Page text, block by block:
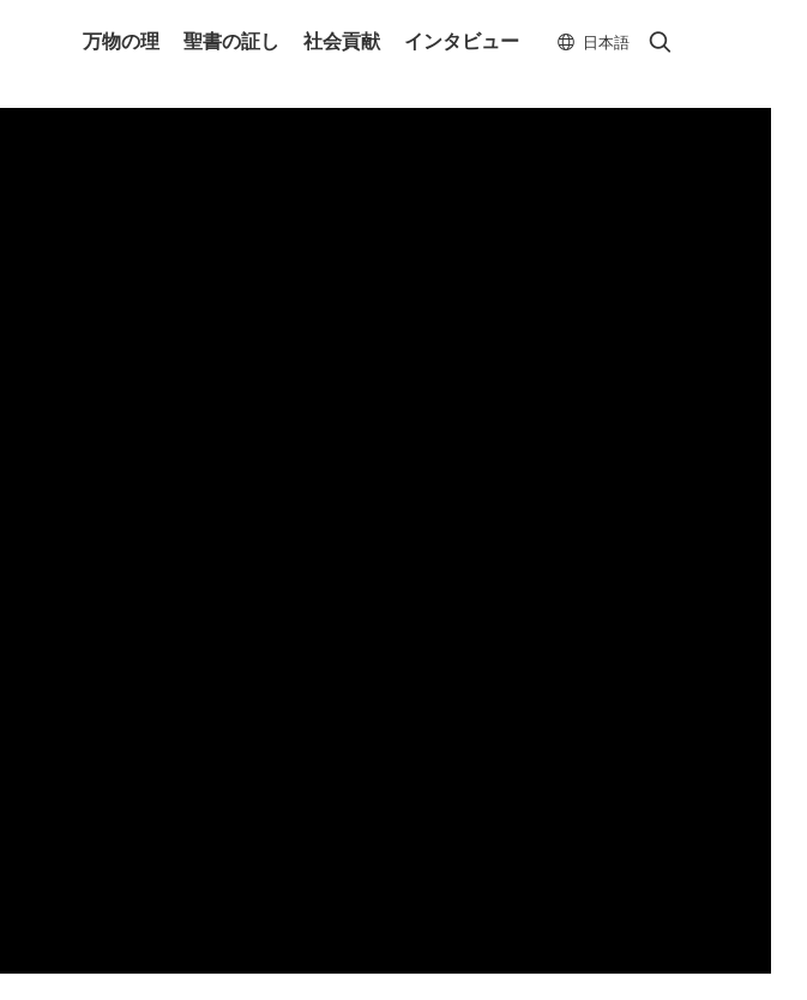
万物の理 聖書の証し 社会貢献 インタビュー 日本語 Search
Search